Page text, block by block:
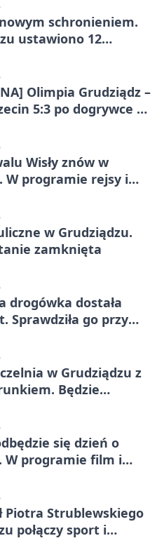
schronieniem.
ustawiono 12
Olimpia Grudziądz –
5:3 po dogrywce w
meczu
Wisły znów w
W programie rejsy i
w Grudziądzu.
zamknięta
drogówka dostała
Sprawdziła go przy
w Grudziądzu z
Będzie
się dzień o
W programie film i
Piotra Strublewskiego
połączy sport i